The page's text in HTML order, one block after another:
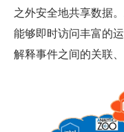
之外安全地共享数据
能够即时访问丰富的
解释事件之间的关联